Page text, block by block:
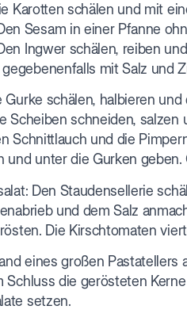
Karotten schälen und mit
Sesam in einer Pfanne
Ingwer schälen, reiben
mit Salz und
Gurke schälen, halbieren
Scheiben schneiden,
Schnittlauch und die
und unter die Gurken
Den Staudensellerie
und dem Salz
Die Kirschtomaten
eines großen
Schluss die gerösteten
setzen.